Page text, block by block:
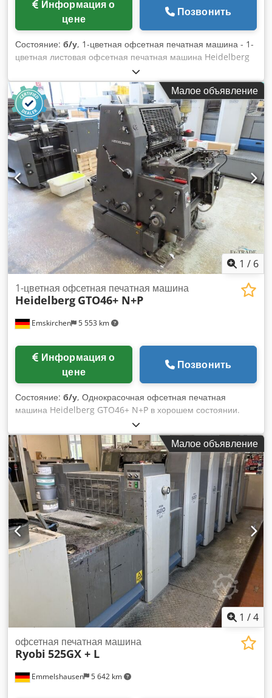
цене
Позвонить
Состояние: б/у, 1-цветная офсетная печатная машина - 1-
цветная листовая офсетная печатная машина Heidelberg
PM-QM46-1 Год 2005 - Серийный номер 965406 Размер
листа мин. 140 мм × 89 мм - макс. 340 x 460 мм Скорость
печати макс. 10 000 оттисков/ч Толщина 0,04 мм – 0,3 мм
Система амортизации DDS номер автомобиля Плюс версия
Устройство подачи полос - Устройство подачи полос
Mediprint STR 4.1 Dcodov Ak S Repfx Akkjk сухие
опылители Онлайн-видеоинспекция через WhatsApp - MS
Zoom - Telegram В наличии Эмскирхен/Нюрнберг -
Доступно немедленно - Можно протестировать
Малое объявление
1 / 6
Emskirchen 5 553 km
1-цветная офсетная печатная машина
Heidelberg GTO46+ N+P
цене
Позвонить
Состояние: б/у, Однокрасочная офсетная печатная
машина Heidelberg GTO46+ N+P в хорошем состоянии.
Однокрасочная листовая офсетная машина - Heidelberg
GTO46+ N+P Год выпуска: 1989 - Серийный номер: 698328
Макс. формат: 140 x 180 / 320 x 460 мм Dodpfx
Aoylycnokkjck Увлажняющая система VARN Compac
Версия Plus с нумератором и перфорационным блоком
N+P Плотность бумаги: 0,04 - 0,4 мм Скорость: 3 000 - 8
000 листов/час Онлайн-видеоинспекция по WhatsApp - MS
Zoom - Telegram На складе в Эмскирхен/Нюрнберг - В
наличии - Возможен тест
Малое объявление
1 /4
Emmelshausen 5 642 km
офсетная печатная машина
Ryobi 525GX + L